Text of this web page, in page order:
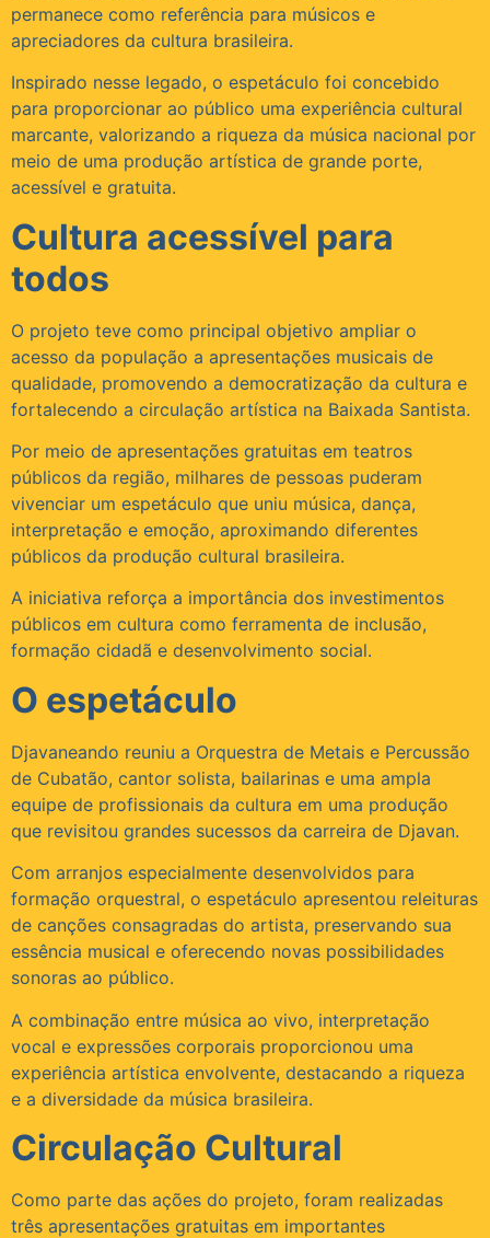
permanece como referência para músicos e
apreciadores da cultura brasileira.
Inspirado nesse legado, o espetáculo foi concebido
para proporcionar ao público uma experiência cultural
marcante, valorizando a riqueza da música nacional por
meio de uma produção artística de grande porte,
acessível e gratuita.
Cultura acessível para
todos
O projeto teve como principal objetivo ampliar o
acesso da população a apresentações musicais de
qualidade, promovendo a democratização da cultura e
fortalecendo a circulação artística na Baixada Santista.
Por meio de apresentações gratuitas em teatros
públicos da região, milhares de pessoas puderam
vivenciar um espetáculo que uniu música, dança,
interpretação e emoção, aproximando diferentes
públicos da produção cultural brasileira.
A iniciativa reforça a importância dos investimentos
públicos em cultura como ferramenta de inclusão,
formação cidadã e desenvolvimento social.
O espetáculo
Djavaneando reuniu a Orquestra de Metais e Percussão
de Cubatão, cantor solista, bailarinas e uma ampla
equipe de profissionais da cultura em uma produção
que revisitou grandes sucessos da carreira de Djavan.
Com arranjos especialmente desenvolvidos para
formação orquestral, o espetáculo apresentou releituras
de canções consagradas do artista, preservando sua
essência musical e oferecendo novas possibilidades
sonoras ao público.
A combinação entre música ao vivo, interpretação
vocal e expressões corporais proporcionou uma
experiência artística envolvente, destacando a riqueza
e a diversidade da música brasileira.
Circulação Cultural
Como parte das ações do projeto, foram realizadas
três apresentações gratuitas em importantes